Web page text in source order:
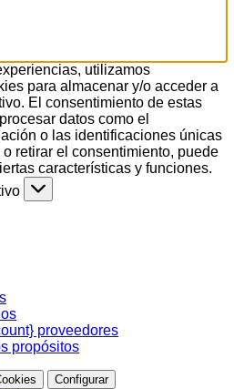
utilizamos
para almacenar y/o acceder a
El consentimiento de estas
datos como el
o las identificaciones únicas
retirar el consentimiento, puede
características y funciones.
proveedores
propósitos
Configurar